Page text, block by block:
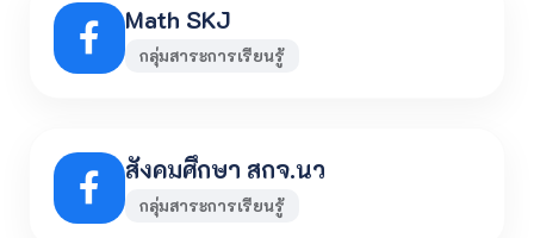
Math SKJ
กลุ่มสาระการเรียนรู้
สังคมศึกษา สกจ.นว
กลุ่มสาระการเรียนรู้